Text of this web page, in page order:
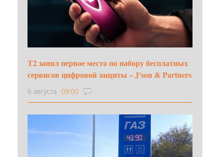
Т2 занял первое место по набору бесплатных
сервисов цифровой защиты – J'son & Partners
6 августа 09:00